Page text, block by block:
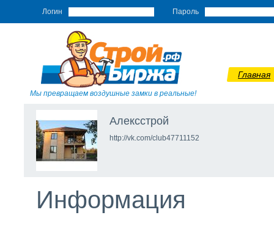
Логин Пароль
Мы превращаем воздушные замки в реальные!
Главная
Алексстрой
http://vk.com/club47711152
Информация